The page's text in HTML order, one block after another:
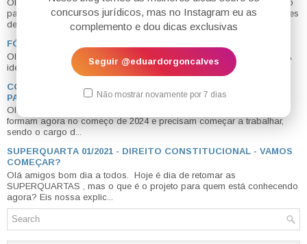
concursos jurídicos, mas no Instagram eu as
complemento e dou dicas exclusivas
Seguir @eduardorgoncalves
Não mostrar novamente por 7 dias
Olá meus amigos tudo bem? O mais clássico desafio de lei seca do
país já tem data para começar: dia 05/01/2026. Por que eu faço esses
desa...
FÓRUM DO BLOG - ESPAÇO PARA VOCÊS SE AJUDAREM
Olá #concurseiros! Inauguramos hoje, 20/08/2019 , o fórum do blog. A
ideia é criar um canal de contato direto entre os leitores do ...
COMO CONSEGUIR UM CARGO DE ASSESSOR? PASSO A
PASSO PARA GARANTIR UMA VAGA
Olá meus amigos, bom dia a todos e todas. Muitos de vocês se
formam agora no começo de 2024 e precisam começar a trabalhar,
sendo o cargo d...
SUPERQUARTA 01/2021 - DIREITO CONSTITUCIONAL - VAMOS
COMEÇAR?
Olá amigos bom dia a todos. Hoje é dia de retomar as
SUPERQUARTAS , mas o que é o projeto para quem está conhecendo
agora? Eis nossa explic...